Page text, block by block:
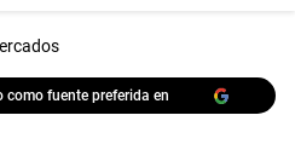
como fuente preferida en